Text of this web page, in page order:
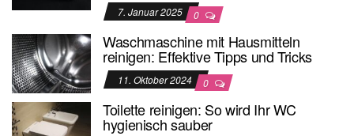
7. Januar 2025 0
Waschmaschine mit Hausmitteln
reinigen: Effektive Tipps und Tricks
11. Oktober 2024 0
Toilette reinigen: So wird Ihr WC
hygienisch sauber